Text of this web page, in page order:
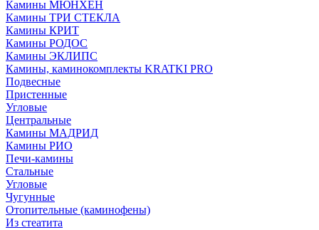
Камины МЮНХЕН
Камины ТРИ СТЕКЛА
Камины КРИТ
Камины РОДОС
Камины ЭКЛИПС
Камины, каминокомплекты KRATKI PRO
Подвесные
Пристенные
Угловые
Центральные
Камины МАДРИД
Камины РИО
Печи-камины
Стальные
Угловые
Чугунные
Отопительные (каминофены)
Из стеатита